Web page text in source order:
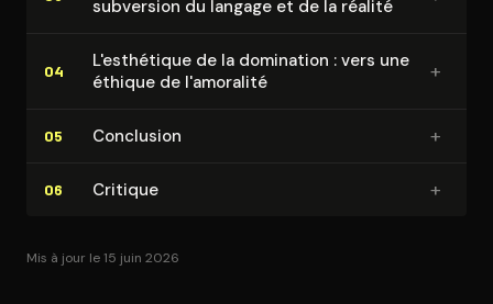
subversion du langage et de la réalité
04
L'es­thé­tique de la domination : vers une
éthique de l'amoralité
+
05 Conclusion +
06 Critique +
Mis à jour le 15 juin 2026